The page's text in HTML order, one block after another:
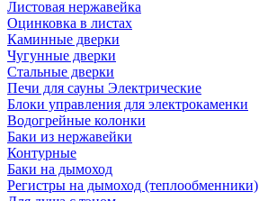
Листовая нержавейка
Оцинковка в листах
Каминные дверки
Чугунные дверки
Стальные дверки
Печи для сауны Электрические
Блоки управления для электрокаменки
Водогрейные колонки
Баки из нержавейки
Контурные
Баки на дымоход
Регистры на дымоход (теплообменники)